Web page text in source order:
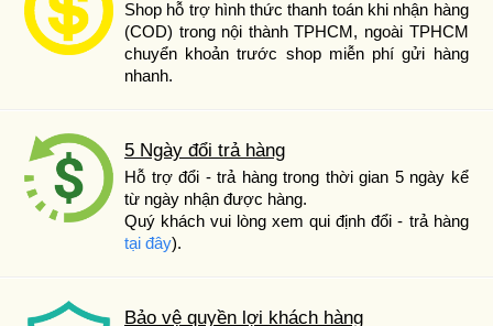
Shop hỗ trợ hình thức thanh toán khi nhận hàng
(COD) trong nội thành TPHCM, ngoài TPHCM
chuyển khoản trước shop miễn phí gửi hàng
nhanh.
5 Ngày đổi trả hàng
Hỗ trợ đổi - trả hàng trong thời gian 5 ngày kể
từ ngày nhận được hàng.
Quý khách vui lòng xem qui định đổi - trả hàng
tại đây).
Bảo vệ quyền lợi khách hàng